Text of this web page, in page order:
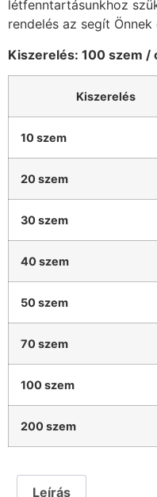
létfenntartásunkhoz
rendelés az segít Önnek
Kiszerelés: 100 szem /
Kiszerelés
10 szem
20 szem
30 szem
40 szem
50 szem
70 szem
100 szem
200 szem
Leírás